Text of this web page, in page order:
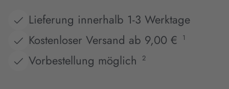
Lieferung innerhalb 1-3 Werktage
Kostenloser Versand ab 9,00 €
1
Vorbestellung möglich 2